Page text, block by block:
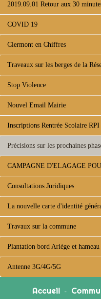
2019.09.01 Retour aux 30
COVID 19
Clermont en Chiffres
Traveaux sur les berges de la
Stop Violence
Nouvel Email Mairie
Inscriptions Rentrée Scolaire
Précisions sur les prochaines
CAMPAGNE D'ELAGAGE
Consultations Juridiques
La nouvelle carte d'identité
Travaux sur la commune
Plantation bord Ariège et
Antenne 3G/4G/5G
Accueil -